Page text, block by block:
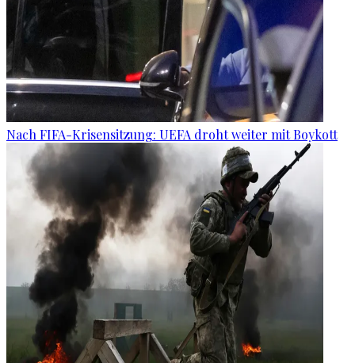
Nach FIFA-Krisensitzung: UEFA droht weiter mit Boykott